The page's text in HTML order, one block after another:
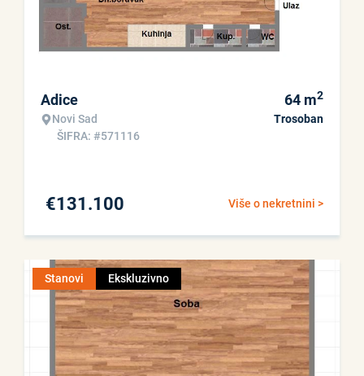
Adice
Novi Sad
ŠIFRA: #571116
64 m2
Trosoban
Više o nekretnini >
€131.100
Stanovi Ekskluzivno